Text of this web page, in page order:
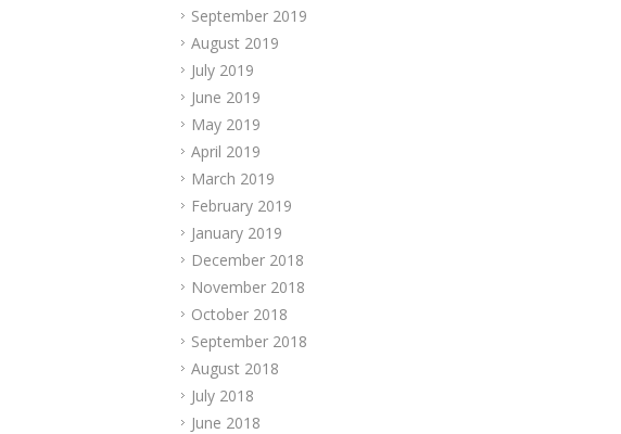
September 2019
August 2019
July 2019
June 2019
May 2019
April 2019
March 2019
February 2019
January 2019
December 2018
November 2018
October 2018
September 2018
August 2018
July 2018
June 2018